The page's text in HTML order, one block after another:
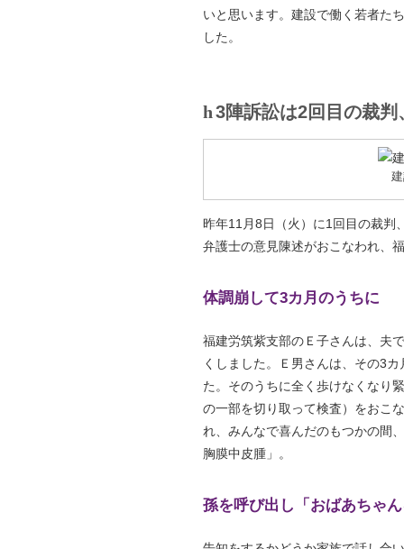
いと思います。建設で働く若者た
した。
3陣訴訟は2回目の裁
昨年11月8日（火）に1回目の裁判
弁護士の意見陳述がおこなわれ、
体調崩して3カ月のうちに
福建労筑紫支部のＥ子さんは、夫
くしました。Ｅ男さんは、その3
た。そのうちに全く歩けなくなり
の一部を切り取って検査）をおこ
れ、みんなで喜んだのもつかの間
胸膜中皮腫」。
孫を呼び出し「おばあちゃ